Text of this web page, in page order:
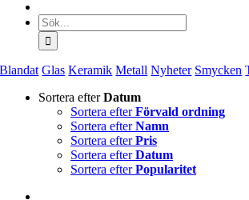
Sök
efter:
Blandat Glas Keramik Metall Nyheter Smycken
Sortera efterDatum
Sortera efterFörvald ordning
Sortera efterNamn
Sortera efterPris
Sortera efterDatum
Sortera efterPopularitet